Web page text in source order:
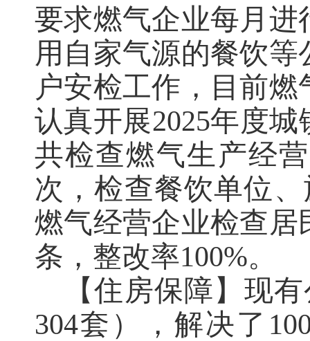
要求燃气企业每月
用自家气源的餐饮
户安检工作，目前
认真开展2025年度城
共检查燃气生产经
次，检查餐饮单位
燃气经营企业检查居
条，整改率100%。
【住房保障】现
304套），解决了